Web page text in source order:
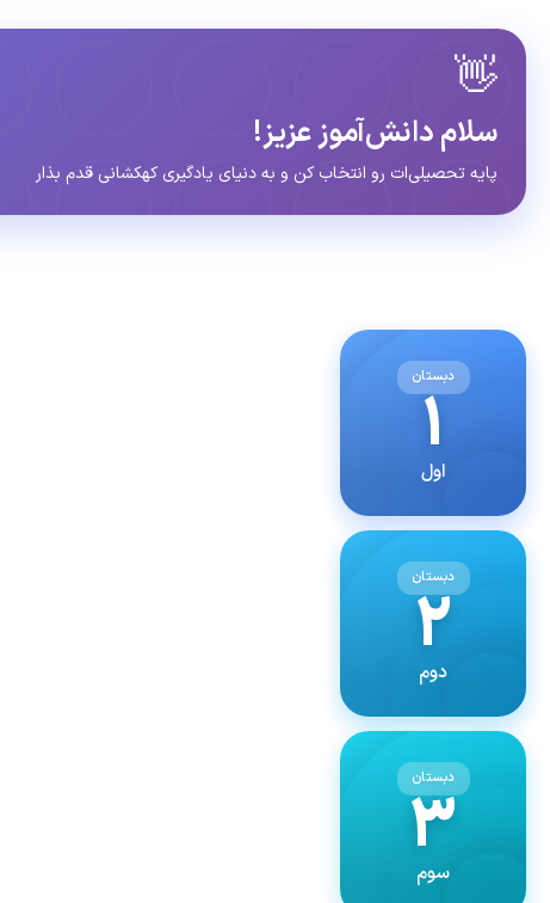
👋
سلام دانش‌آموز عزیز!
پایه تحصیلی‌ات رو انتخاب کن و به دنیای یادگیری کهکشانی قدم بذار
دبستان
۱
اول
دبستان
۲
دوم
دبستان
۳
سوم